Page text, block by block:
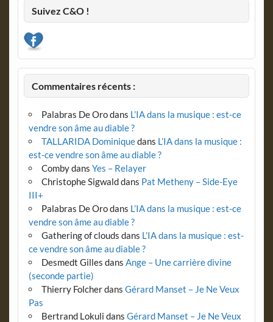
Suivez C&O !
Commentaires récents :
Palabras De Orodans L’IA dans la musique : est-ce
vendre son âme au diable ?
TALLARIDA Dominiquedans L’IA dans la musique :
est-ce vendre son âme au diable ?
Combydans Yes – Relayer
Christophe Sigwalddans Pat Metheny – Side-Eye
III+
Palabras De Orodans L’IA dans la musique : est-ce
vendre son âme au diable ?
Gathering of clouds dans L’IA dans la musique : est-
ce vendre son âme au diable ?
Desmedt Gilles dans Ange – Une carrière divine
(seconde partie)
Thierry Folcherdans Gérard Manset – Je Ne Veux
Pas
Bertrand Lokuli dans Gérard Manset – Je Ne Veux